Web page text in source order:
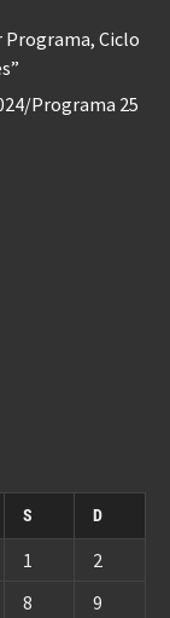
Ciclo
Programa 25
S D
1
2
8
9